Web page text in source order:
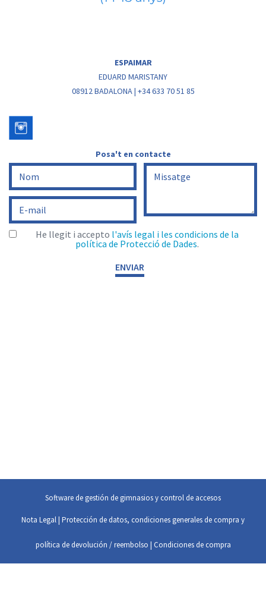
ESPAIMAR
EDUARD MARISTANY
08912 BADALONA | +34 633 70 51 85
Posa't en contacte
He llegit i accepto l'avís legal i les condicions de la
política de Protecció de Dades.
Software de gestión de gimnasios y control de accesos
Nota Legal| Protección de datos, condiciones generales de compra y
política de devolución / reembolso | Condiciones de compra